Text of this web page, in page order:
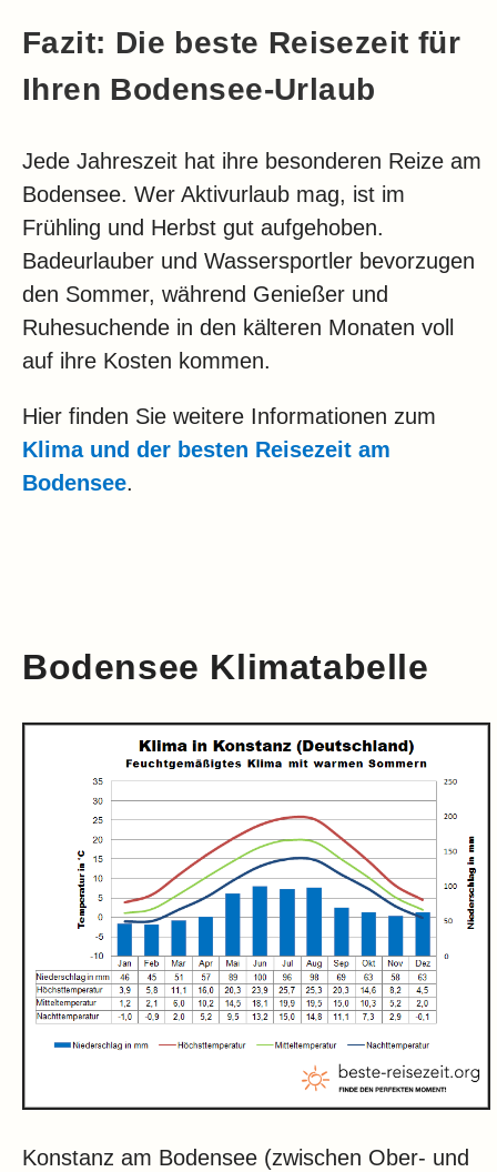
Fazit: Die beste Reisezeit für
Ihren Bodensee-Urlaub
Jede Jahreszeit hat ihre besonderen Reize am
Bodensee. Wer Aktivurlaub mag, ist im
Frühling und Herbst gut aufgehoben.
Badeurlauber und Wassersportler bevorzugen
den Sommer, während Genießer und
Ruhesuchende in den kälteren Monaten voll
auf ihre Kosten kommen.
Hier finden Sie weitere Informationen zum
Klima und der besten Reisezeit am
Bodensee.
Bodensee Klimatabelle
Konstanz am Bodensee (zwischen Ober- und